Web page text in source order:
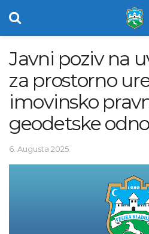
Javni poziv na
za prostorno
imovinsko
geodetske
6. Augusta 2025.